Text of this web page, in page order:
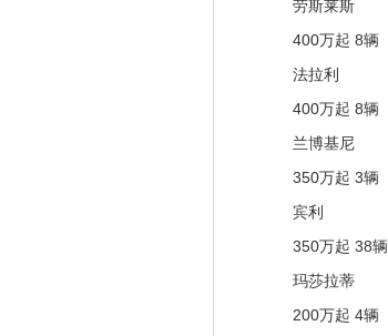
劳斯莱斯
400万起 8辆
法拉利
400万起 8辆
兰博基尼
350万起 3辆
宾利
350万起 38辆
玛莎拉蒂
200万起 4辆